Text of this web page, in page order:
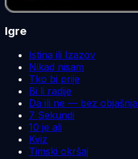
Igre
Istina ili Izazov
Nikad nisam
Tko bi prije
Bi li radije
Da ili ne — bez
7 Sekundi
10 je ali
Kviz
Timski okršaj